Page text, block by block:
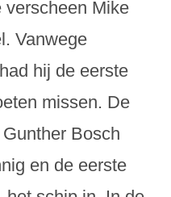
verscheen Mike
Vanwege
hij de eerste
missen. De
Bosch
en de eerste